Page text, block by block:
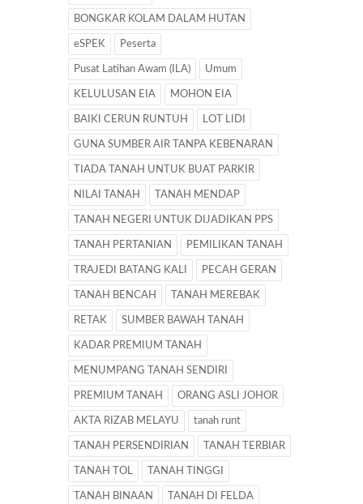
BONGKAR KOLAM DALAM HUTAN
eSPEK Peserta
Pusat Latihan Awam (ILA) Umum
KELULUSAN EIA MOHON EIA
BAIKI CERUN RUNTUH LOT LIDI
GUNA SUMBER AIR TANPA KEBENARAN
TIADA TANAH UNTUK BUAT PARKIR
NILAI TANAH TANAH MENDAP
TANAH NEGERI UNTUK DIJADIKAN PPS
TANAH PERTANIAN PEMILIKAN TANAH
TRAJEDI BATANG KALI PECAH GERAN
TANAH BENCAH TANAH MEREBAK
RETAK SUMBER BAWAH TANAH
KADAR PREMIUM TANAH
MENUMPANG TANAH SENDIRI
PREMIUM TANAH ORANG ASLI JOHOR
AKTA RIZAB MELAYU tanah runt
TANAH PERSENDIRIAN TANAH TERBIAR
TANAH TOL TANAH TINGGI
TANAH BINAAN TANAH DI FELDA